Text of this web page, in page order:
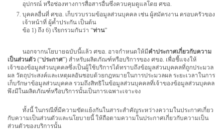
อุปกรณ์ หรือช่องทางการสื่อสารอื่นซึ่งควบคุมดูแลโดย ศขอ.
บุคคลอื่นที่ ศขอ. เก็บรวบรวมข้อมูลส่วนบุคคล เช่น ผู้สมัครงาน ครอบครัวของ
เจ้าหน้าที่ ผู้ค้ำประกัน เป็นต้น
ข้อ 1) ถึง 6) เรียกรวมกันว่า “ท่าน”
นอกจากนโยบายฉบับนี้แล้ว ศขอ. อาจกำหนดให้มีคำประกาศเกี่ยวกับความ
เป็นส่วนตัว (“ประกาศ”) สำหรับผลิตภัณฑ์หรือบริการของ ศขอ. เพื่อชี้แจงให้
เจ้าของข้อมูลส่วนบุคคลซึ่งเป็นผู้ใช้บริการได้ทราบถึงข้อมูลส่วนบุคคลที่ถูกประมวล
ผล วัตถุประสงค์และเหตุผลอันชอบด้วยกฎหมายในการประมวลผล ระยะเวลาในการ
เก็บรักษาข้อมูลส่วนบุคคล รวมถึงสิทธิในข้อมูลส่วนบุคคลที่เจ้าของข้อมูลส่วนบุคคล
พึงมีในผลิตภัณฑ์หรือบริการนั้นเป็นการเฉพาะเจาะจง
ทั้งนี้ ในกรณีที่มีความขัดแย้งกันในสาระสำคัญระหว่างความในประกาศเกี่ยว
กับความเป็นส่วนตัวและนโยบายนี้ ให้ถือตามความในประกาศเกี่ยวกับความเป็น
ส่วนตัวของบริการนั้น